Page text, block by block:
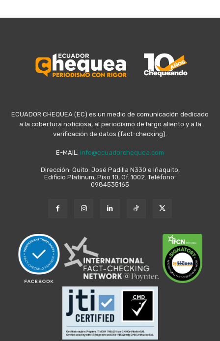
ECUADOR CHEQUEA (EC) es un medio de comunicación dedicado
a la cobertura noticiosa, al periodismo de largo aliento y a la
verificación de datos (fact-checking).
E-MAIL: info@ecuadorchequea.com
Dirección: Quito: José Padilla N330 e Iñaquito,
Edificio Platinum, Piso 10, Of. 1002. Teléfono:
0984535165